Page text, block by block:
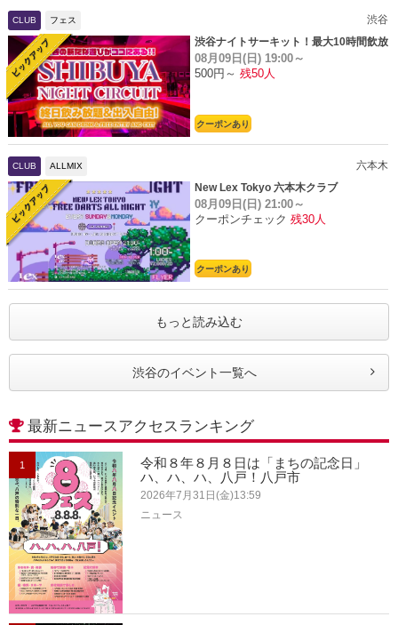
CLUB フェス
渋谷
渋谷ナイトサーキット！最大10時間飲放
題
08月09日(日) 19:00～
500円～ 残50人
クーポンあり
CLUB ALLMIX
六本木
New Lex Tokyo 六本木クラブ
08月09日(日) 21:00～
クーポンチェック 残30人
クーポンあり
もっと読み込む
渋谷のイベント一覧へ
最新ニュースアクセスランキング
1
令和８年８月８日は「まちの記念日」
ハ、ハ、ハ、八戸！八戸市
2026年7月31日(金)13:59
ニュース